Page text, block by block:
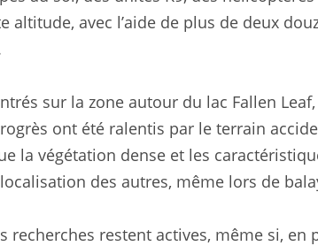
altitude, avec l’aide de plus de deux
sur la zone autour du lac Fallen
ont été ralentis par le terrain
la végétation dense et les
des autres, même lors de
recherches restent actives, même si, en